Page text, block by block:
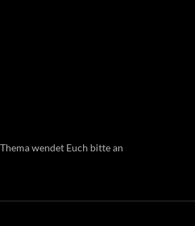
wendet Euch bitte an